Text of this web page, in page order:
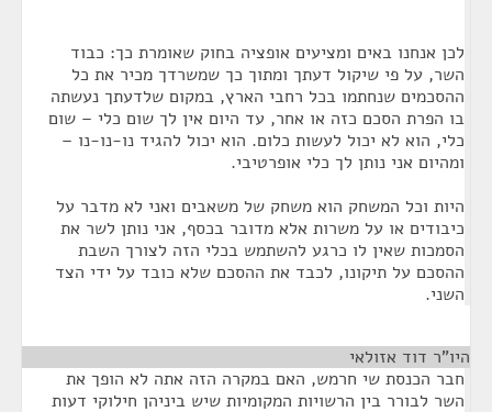
לכן אנחנו באים ומציעים אופציה בחוק שאומרת כך: כבוד
השר, על פי שיקול דעתך ומתוך כך שמשרדך מכיר את כל
ההסכמים שנחתמו בכל רחבי הארץ, במקום שלדעתך נעשתה
בו הפרת הסכם כזה או אחר, עד היום אין לך שום כלי – שום
כלי, הוא לא יכול לעשות כלום. הוא יכול להגיד נו-נו-נו –
ומהיום אני נותן לך כלי אופרטיבי.
היות וכל המשחק הוא משחק של משאבים ואני לא מדבר על
כיבודים או על משרות אלא מדובר בכסף, אני נותן לשר את
הסמכות שאין לו כרגע להשתמש בכלי הזה לצורך השבת
ההסכם על תיקונו, לכבד את ההסכם שלא כובד על ידי הצד
השני.
היו"ר דוד אזולאי
חבר הכנסת שי חרמש, האם במקרה הזה אתה לא הופך את
השר לבורר בין הרשויות המקומיות שיש ביניהן חילוקי דעות